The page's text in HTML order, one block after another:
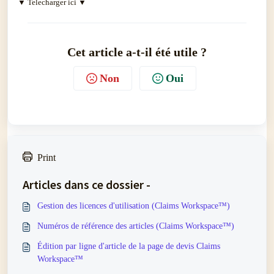
▼ Telecharger ici ▼
Cet article a-t-il été utile ?
Non Oui
Print
Articles dans ce dossier -
Gestion des licences d'utilisation (Claims Workspace™)
Numéros de référence des articles (Claims Workspace™)
Édition par ligne d'article de la page de devis Claims
Workspace™